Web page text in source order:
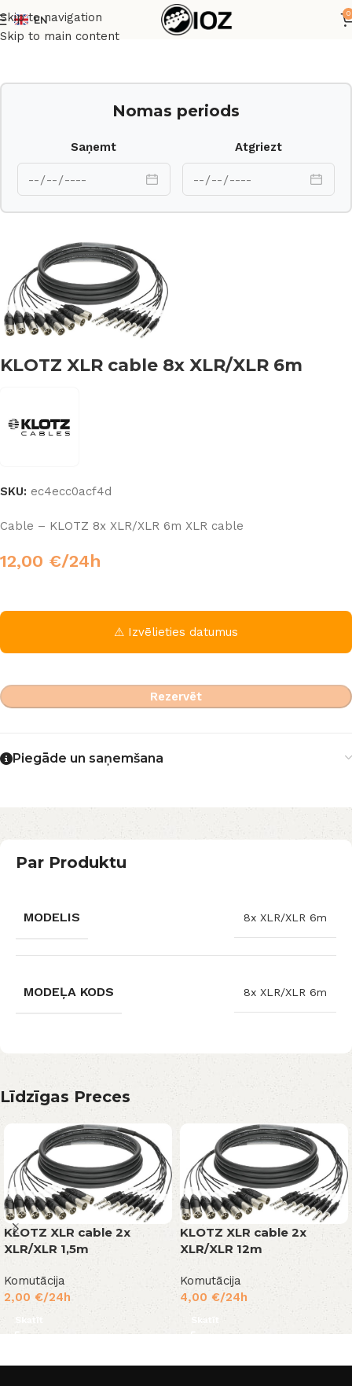
Skip to navigation
Skip to main content
EN
0
Sākums Komutācija
Nomas periods
Saņemt Atgriezt
KLOTZ XLR cable 8x XLR/XLR 6m
SKU: ec4ecc0acf4d
Cable – KLOTZ 8x XLR/XLR 6m XLR cable
12,00 €/24h
⚠ Izvēlieties datumus
Rezervēt
Piegāde un saņemšana
Par Produktu
MODELIS 8x XLR/XLR 6m
MODEĻA KODS 8x XLR/XLR 6m
Līdzīgas Preces
KLOTZ XLR cable 2x
XLR/XLR 1,5m
Komutācija
2,00 €/24h
Skatīt
KLOTZ XLR cable 2x
XLR/XLR 12m
Komutācija
4,00 €/24h
Skatīt